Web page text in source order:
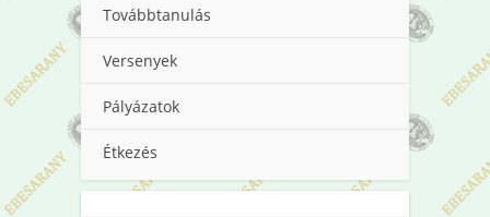
Továbbtanulás
Versenyek
Pályázatok
Étkezés